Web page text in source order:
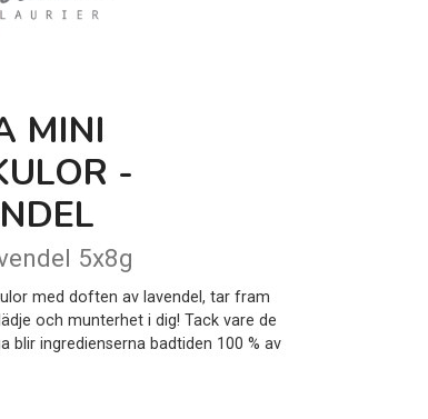
MINI
-
5x8g
med doften av lavendel, tar fram
och munterhet i dig! Tack vare de
blir ingredienserna badtiden 100 % av